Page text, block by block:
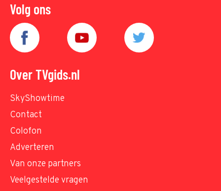
Volg ons
Over TVgids.nl
SkyShowtime
Contact
Colofon
Adverteren
Van onze partners
Veelgestelde vragen